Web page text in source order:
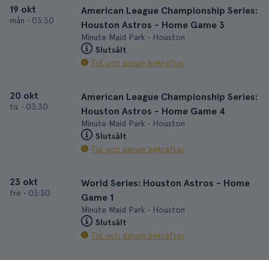
19 okt
mån • 03:30
American League Championship Series:
Houston Astros - Home Game 3
Minute Maid Park • Houston
Slutsålt
Tid och datum bekräftas
20 okt
tis • 03:30
American League Championship Series:
Houston Astros - Home Game 4
Minute Maid Park • Houston
Slutsålt
Tid och datum bekräftas
23 okt
fre • 03:30
World Series: Houston Astros - Home
Game 1
Minute Maid Park • Houston
Slutsålt
Tid och datum bekräftas